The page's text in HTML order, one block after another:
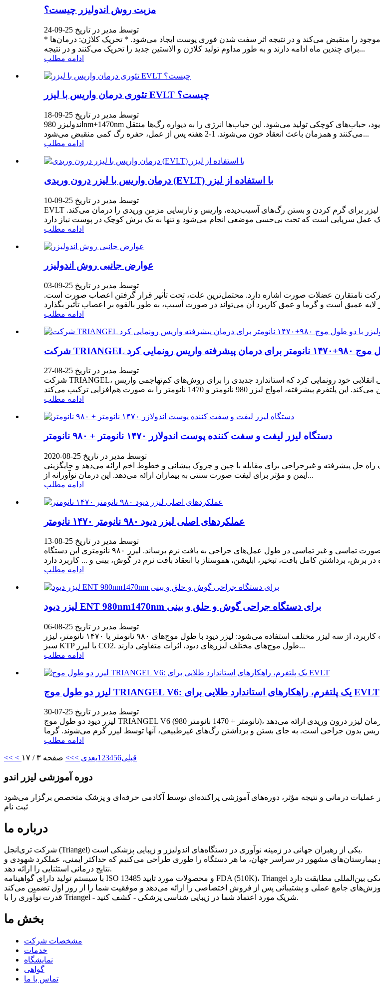
مزیت روش اندولیزر چیست؟
توسط مدیر در تاریخ 25-09-24
* سفت شدن فوری پوست: گرمای تولید شده توسط انرژی لیزر، فیبرهای کلاژن موجود را منقبض می‌کند و در نتیجه اثر سفت شدن فوری پوست ایجاد می‌شود. * تحریک کلاژن: درمان‌ها
برای چندین ماه ادامه دارند و به طور مداوم تولید کلاژن و الاستین جدید را تحریک می‌کنند و در نتیجه...
ادامه مطلب
تئوری درمان واریس با لیزر EVLT چیست؟
توسط مدیر در تاریخ 25-09-18
اندولیزر 980nm+1470nm انرژی بالایی را به رگ‌ها هدایت می‌کند، سپس به دلیل خاصیت پراکندگی لیزر دیود، حباب‌های کوچکی تولید می‌شود. این حباب‌ها انرژی را به دیواره رگ‌ها منتقل
می‌کنند و همزمان باعث انعقاد خون می‌شوند. 1-2 هفته پس از عمل، حفره رگ کمی منقبض می‌شود...
ادامه مطلب
درمان واریس با لیزر درون وریدی (EVLT) با استفاده از لیزر
توسط مدیر در تاریخ 25-09-10
EVLT یا لیزر درمانی درون وریدی، یک روش کم تهاجمی است که با استفاده از فیبرهای لیزر برای گرم کردن و بستن رگ‌های آسیب‌دیده، واریس و نارسایی مزمن وریدی را درمان می‌کند.
ادامه مطلب
عوارض جانبی روش اندولیزر
توسط مدیر در تاریخ 25-09-03
نامتقارن عضلات صورت اشاره دارد. محتمل‌ترین علت، تحت تأثیر قرار گرفتن اعصاب صورت است.
ادامه مطلب
توسط مدیر در تاریخ 25-08-27
شرکت TRIANGEL، یکی از پیشگامان فناوری لیزر پزشکی، امروز از سیستم اندولیزر دو طول موجی انقلابی خود رونمایی کرد که استاندارد جدیدی را برای روش‌های کم‌تهاجمی واریس
ادامه مطلب
دستگاه لیزر لیفت و سفت کننده پوست اندولازر ۱۴۷۰ نانومتر + ۹۸۰ نانومتر
توسط مدیر در تاریخ 25-08-2020
حل پیشرفته و غیرجراحی برای مقابله با چین و چروک پیشانی و خطوط اخم ارائه می‌دهد و جایگزینی
ایمن و مؤثر برای لیفت صورت سنتی به بیماران ارائه می‌دهد. این درمان نوآورانه از...
ادامه مطلب
عملکردهای اصلی لیزر دیود ۹۸۰ نانومتر ۱۴۷۰ نانومتر
توسط مدیر در تاریخ 25-08-13
لیزر دیودی ما با طول موج‌های ۹۸۰ نانومتر و ۱۴۷۰ نانومتر می‌تواند نور لیزر را به صورت تماسی و غیر تماسی در طول عمل‌های جراحی به بافت نرم برساند. لیزر ۹۸۰ نانومتری این دستگاه
ادامه مطلب
لیزر دیود ENT 980nm1470nm برای دستگاه جراحی گوش و حلق و بینی
توسط مدیر در تاریخ 25-08-06
امروزه، لیزرها تقریباً در زمینه جراحی گوش و حلق و بینی ضروری شده‌اند. بسته به کاربرد، از سه لیزر مختلف استفاده می‌شود: لیزر دیود با طول موج‌های ۹۸۰ نانومتر یا ۱۴۷۰ نانومتر، لیزر
سبز KTP یا لیزر CO2. طول موج‌های مختلف لیزرهای دیود، اثرات متفاوتی دارند...
ادامه مطلب
لیزر دو طول موج TRIANGEL V6: یک پلتفرم، راهکارهای استاندارد طلایی برای EVLT
توسط مدیر در تاریخ 25-07-30
لیزر دیود دو طول موج TRIANGEL V6 (980 نانومتر + 1470 نانومتر)، یک راه حل واقعی "دو در یک" را برای هر دو درمان لیزر درون وریدی ارائه می‌دهد. EVLA روشی جدید برای درمان
ادامه مطلب
<< < قبلی 1 23456 بعدی >>> صفحه ۳ / ۱۷
دوره آموزشی لیزر اندو
ثبت نام
درباره ما
شرکت تری‌انجل (Triangel) یکی از رهبران جهانی در زمینه نوآوری در دستگاه‌های اندولیزر و زیبایی پزشکی است.
بیمارستان‌های مشهور در سراسر جهان، ما هر دستگاه را طوری طراحی می‌کنیم که حداکثر ایمنی، عملکرد شهودی و
نتایج درمانی استثنایی را ارائه دهد.
قدرت نوآوری را با Triangel - شریک مورد اعتماد شما در زیبایی شناسی پزشکی - کشف کنید.
بخش ما
مشخصات شرکت
خدمات
نمایشگاه
گواهی
تماس با ما